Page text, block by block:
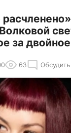
за
63 Обсудить